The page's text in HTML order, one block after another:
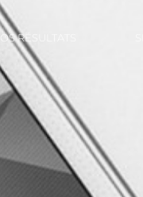
RÉSULTATS